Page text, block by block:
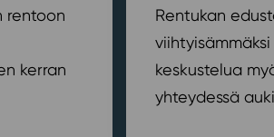
rentoon
kerran
Rentukan
keskustelua
yhteydessä